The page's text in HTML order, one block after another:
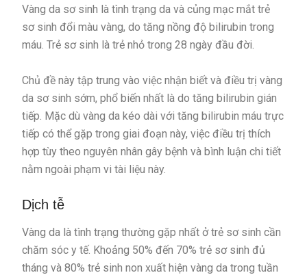
Vàng da sơ sinh là tình trạng da và củng mạc mắt trẻ
sơ sinh đổi màu vàng, do tăng nồng độ bilirubin trong
máu. Trẻ sơ sinh là trẻ nhỏ trong 28 ngày đầu đời.
Chủ đề này tập trung vào việc nhận biết và điều trị vàng
da sơ sinh sớm, phổ biến nhất là do tăng bilirubin gián
tiếp. Mặc dù vàng da kéo dài với tăng bilirubin máu trực
tiếp có thể gặp trong giai đoạn này, việc điều trị thích
hợp tùy theo nguyên nhân gây bệnh và bình luận chi tiết
nằm ngoài phạm vi tài liệu này.
Dịch tễ
Vàng da là tình trạng thường gặp nhất ở trẻ sơ sinh cần
chăm sóc y tế. Khoảng 50% đến 70% trẻ sơ sinh đủ
tháng và 80% trẻ sinh non xuất hiện vàng da trong tuần